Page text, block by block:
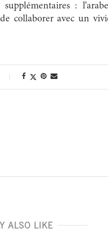
:
collaborer avec un
ALSO LIKE